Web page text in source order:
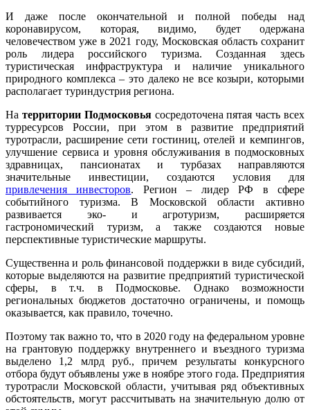
И даже после окончательной и полной победы над
коронавирусом, которая, видимо, будет одержана
человечеством уже в 2021 году, Московская область сохранит
роль лидера российского туризма. Созданная здесь
туристическая инфраструктура и наличие уникального
природного комплекса – это далеко не все козыри, которыми
располагает туриндустрия региона.
На территории Подмосковьясосредоточена пятая часть всех
турресурсов России, при этом в развитие предприятий
туротрасли, расширение сети гостиниц, отелей и кемпингов,
улучшение сервиса и уровня обслуживания в подмосковных
здравницах, пансионатах и турбазах направляются
значительные инвестиции, создаются условия для
привлечения инвесторов. Регион – лидер РФ в сфере
событийного туризма. В Московской области активно
развивается эко- и агротуризм, расширяется
гастрономический туризм, а также создаются новые
перспективные туристические маршруты.
Существенна и роль финансовой поддержки в виде субсидий,
которые выделяются на развитие предприятий туристической
сферы, в т.ч. в Подмосковье. Однако возможности
региональных бюджетов достаточно ограничены, и помощь
оказывается, как правило, точечно.
Поэтому так важно то, что в 2020 году на федеральном уровне
на грантовую поддержку внутреннего и въездного туризма
выделено 1,2 млрд руб., причем результаты конкурсного
отбора будут объявлены уже в ноябре этого года. Предприятия
туротрасли Московской области, учитывая ряд объективных
обстоятельств, могут рассчитывать на значительную долю от